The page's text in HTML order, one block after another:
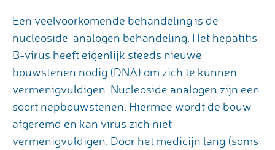
Een veelvoorkomende behandeling is de
nucleoside-analogen behandeling. Het hepatitis
B-virus heeft eigenlijk steeds nieuwe
bouwstenen nodig (DNA) om zich te kunnen
vermenigvuldigen. Nucleoside analogen zijn een
soort nepbouwstenen. Hiermee wordt de bouw
afgeremd en kan virus zich niet
vermenigvuldigen. Door het medicijn lang (soms